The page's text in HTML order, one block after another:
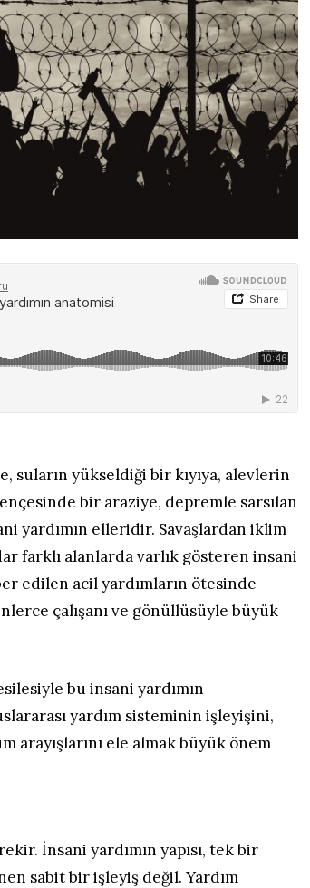
suların yükseldiği bir kıyıya, alevlerin
bir araziye, depremle sarsılan
yardımın elleridir. Savaşlardan iklim
farklı alanlarda varlık gösteren insani
edilen acil yardımların ötesinde
çalışanı ve gönüllüsüyle büyük
bu insani yardımın
yardım sisteminin işleyişini,
arayışlarını ele almak büyük önem
İnsani yardımın yapısı, tek bir
sabit bir işleyiş değil. Yardım